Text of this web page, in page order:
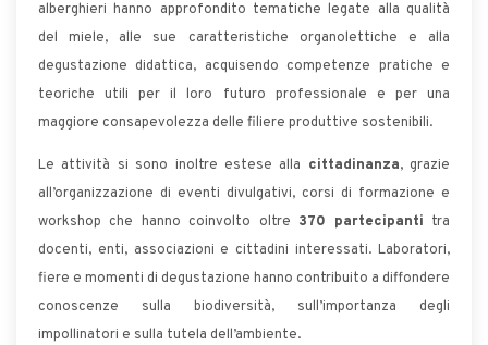
alberghieri hanno approfondito tematiche legate alla qualità
del miele, alle sue caratteristiche organolettiche e alla
degustazione didattica, acquisendo competenze pratiche e
teoriche utili per il loro futuro professionale e per una
maggiore consapevolezza delle filiere produttive sostenibili.
Le attività si sono inoltre estese alla cittadinanza, grazie
all’organizzazione di eventi divulgativi, corsi di formazione e
workshop che hanno coinvolto oltre 370 partecipanti tra
docenti, enti, associazioni e cittadini interessati. Laboratori,
fiere e momenti di degustazione hanno contribuito a diffondere
conoscenze sulla biodiversità, sull’importanza degli
impollinatori e sulla tutela dell’ambiente.